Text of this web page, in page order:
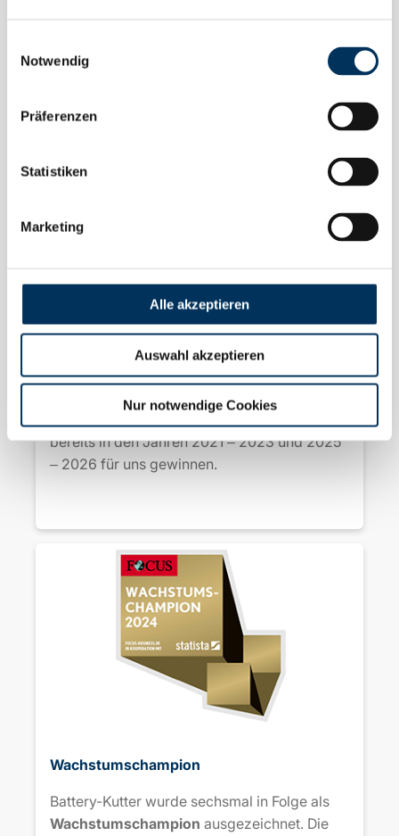
Notwendig
Präferenzen
Statistiken
Marketing
Alle akzeptieren
Auswahl akzeptieren
Nur notwendige Cookies
Die Auszeichnung Top Company von kununu
basiert auf unabhängigen Bewertungen der
Mitarbeitenden und bestätigt Battery‑Kutter
als einen der
besten Arbeitgeber
Deutschland. Die Auszeichnung konnten wir
bereits in den Jahren 2021–2023 und 2025
– 2026 für uns gewinnen.
Wachstumschampion
Battery-Kutter wurde sechsmal in Folge als
Wachstumschampion ausgezeichnet. Die